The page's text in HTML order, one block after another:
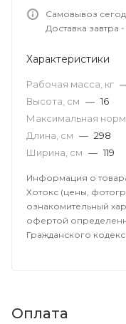
Самовывоз
Доставка завтра
Характеристики
Рабочая масса, кг
Высота, см — 16
Максимальная
Длина, см — 298
Ширина, см — 119
Информация о
Хотокс (цены,
ознакомительный
офертой
Гражданского
Оплата